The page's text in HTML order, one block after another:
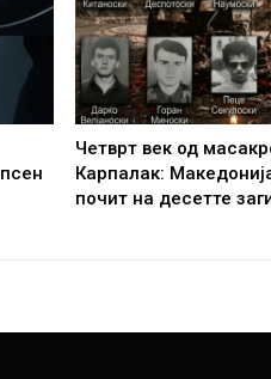
Четврт век од
Карпалак:
почит на десетте